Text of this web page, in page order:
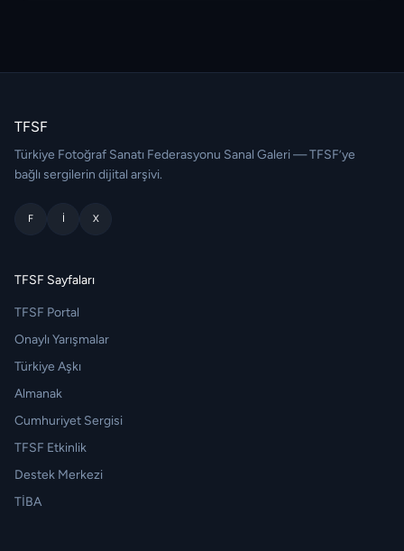
TFSF
Türkiye Fotoğraf Sanatı Federasyonu Sanal Galeri — TFSF’ye
bağlı sergilerin dijital arşivi.
F I X
TFSF Sayfaları
TFSF Portal
Onaylı Yarışmalar
Türkiye Aşkı
Almanak
Cumhuriyet Sergisi
TFSF Etkinlik
Destek Merkezi
TİBA